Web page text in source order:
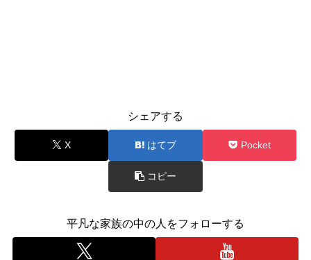
シェアする
X はてブ Pocket
コピー
平凡な家族の中の人をフォローする